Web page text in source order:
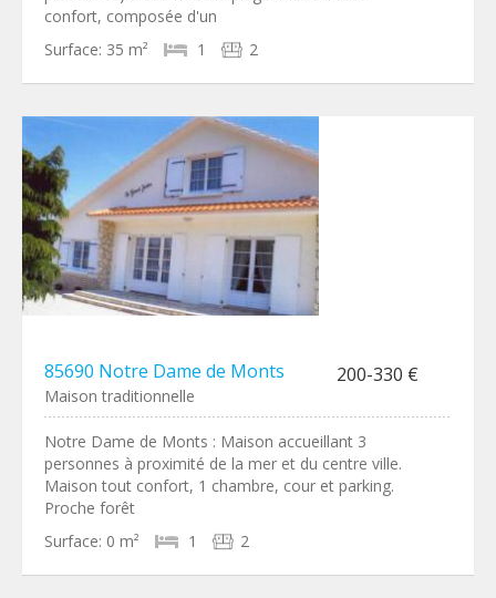
confort, composée d'un
Surface: 35 m² 1 2
85690 Notre Dame de Monts 200-330 €
Maison traditionnelle
Notre Dame de Monts : Maison accueillant 3
personnes à proximité de la mer et du centre ville.
Maison tout confort, 1 chambre, cour et parking.
Proche forêt
Surface: 0 m² 1 2